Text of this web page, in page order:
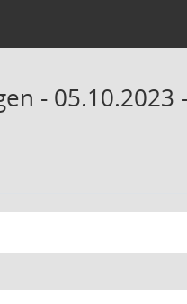
- 05.10.2023